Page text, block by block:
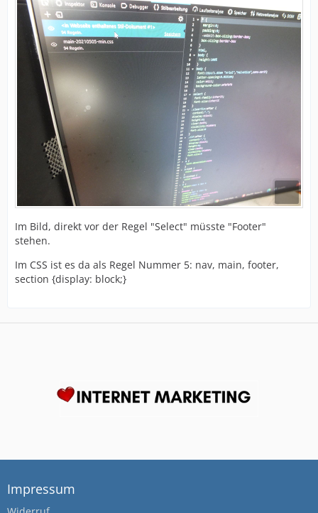
Im Bild, direkt vor der Regel "Select" müsste "Footer"
stehen.
Im CSS ist es da als Regel Nummer 5: nav, main, footer,
section {display: block;}
Impressum